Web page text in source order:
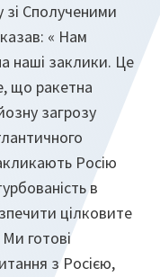
зі Сполученими
« Нам
наші заклики. Це
що ракетна
загрозу
Росію
в
цілковите
готові
з Росією,